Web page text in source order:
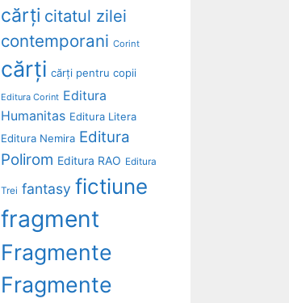
cărți citatul zilei
contemporani Corint
cărți cărți pentru copii
Editura Corint Editura
Humanitas Editura Litera
Editura Nemira Editura
Polirom Editura RAO Editura
Trei fantasy fictiune
fragment
Fragmente
Fragmente